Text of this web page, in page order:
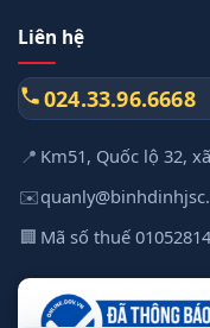
Liên hệ
024.33.96.6668
📍 Km51, Quốc lộ 32,
✉️
🏢 Mã số thuế